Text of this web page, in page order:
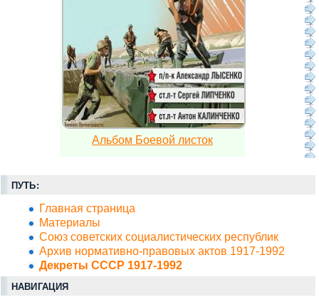
Альбом Боевой листок
ПУТЬ:
Главная страница
Материалы
Союз советских социалистических республик
Архив нормативно-правовых актов 1917-1992
Декреты СССР 1917-1992
НАВИГАЦИЯ